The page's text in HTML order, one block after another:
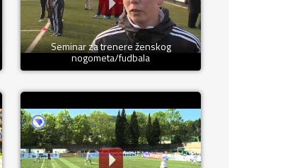
Seminar za trenere ženskog
nogometa/fudbala